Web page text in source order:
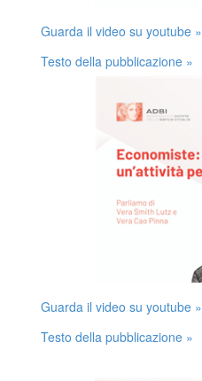
Guarda il video su youtube »
Testo della pubblicazione »
Guarda il video su youtube »
Testo della pubblicazione »